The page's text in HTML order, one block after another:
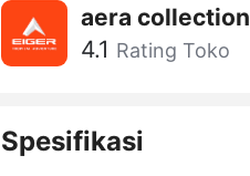
aera collection
4.1 Rating Toko
Spesifikasi